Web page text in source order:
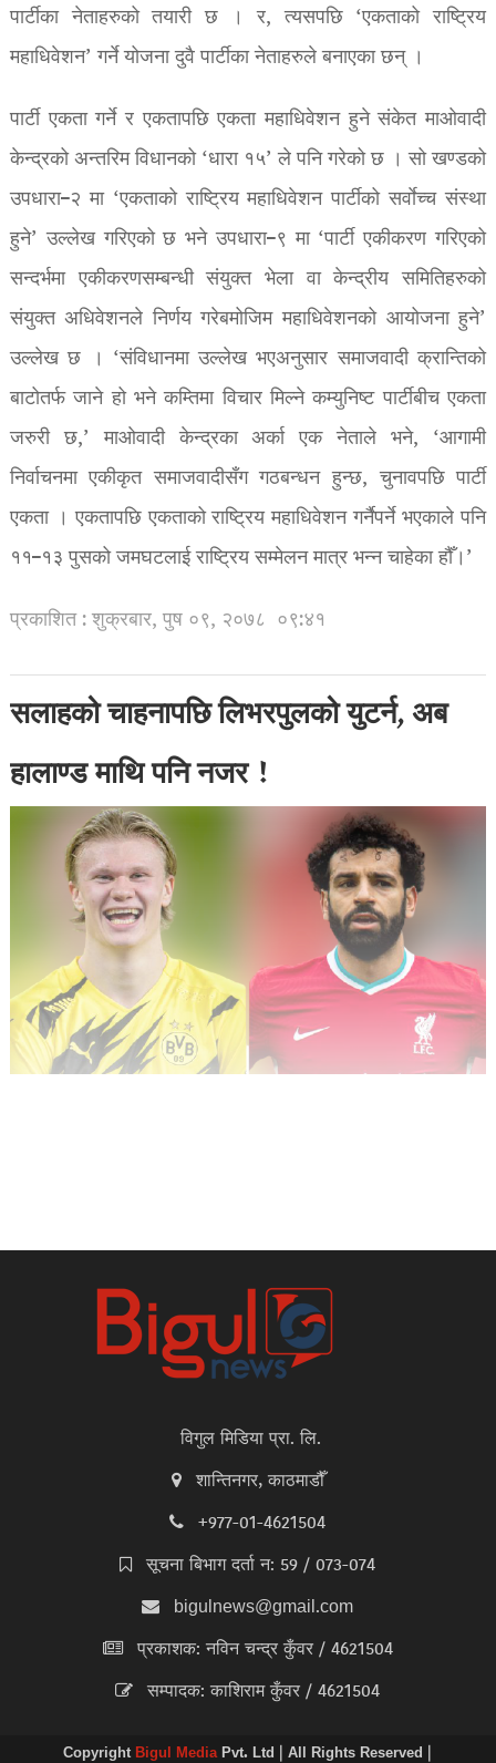
पार्टीका नेताहरुको तयारी छ । र, त्यसपछि ‘एकताको राष्ट्रिय
महाधिवेशन’ गर्ने योजना दुवै पार्टीका नेताहरुले बनाएका छन् ।
पार्टी एकता गर्ने र एकतापछि एकता महाधिवेशन हुने संकेत माओवादी
केन्द्रको अन्तरिम विधानको ‘धारा १५’ ले पनि गरेको छ । सो खण्डको
उपधारा–२ मा ‘एकताको राष्ट्रिय महाधिवेशन पार्टीको सर्वाेच्च संस्था
हुने’ उल्लेख गरिएको छ भने उपधारा–९ मा ‘पार्टी एकीकरण गरिएको
सन्दर्भमा एकीकरणसम्बन्धी संयुक्त भेला वा केन्द्रीय समितिहरुको
संयुक्त अधिवेशनले निर्णय गरेबमोजिम महाधिवेशनको आयोजना हुने’
उल्लेख छ । ‘संविधानमा उल्लेख भएअनुसार समाजवादी क्रान्तिको
बाटोतर्फ जाने हो भने कम्तिमा विचार मिल्ने कम्युनिष्ट पार्टीबीच एकता
जरुरी छ,’ माओवादी केन्द्रका अर्का एक नेताले भने, ‘आगामी
निर्वाचनमा एकीकृत समाजवादीसँग गठबन्धन हुन्छ, चुनावपछि पार्टी
एकता । एकतापछि एकताको राष्ट्रिय महाधिवेशन गर्नैपर्ने भएकाले पनि
११–१३ पुसको जमघटलाई राष्ट्रिय सम्मेलन मात्र भन्न चाहेका हौँ।’
प्रकाशित : शुक्रबार, पुष ०९, २०७८ ०९:४१
सलाहको चाहनापछि लिभरपुलको युटर्न, अब
हालाण्ड माथि पनि नजर !
विगुल मिडिया प्रा. लि.
शान्तिनगर, काठमाडौँ
+977-01-4621504
सूचना बिभाग दर्ता न: 59 / 073-074
bigulnews@gmail.com
प्रकाशक: नविन चन्द्र कुँवर / 4621504
सम्पादक: काशिराम कुँवर / 4621504
Copyright Bigul MediaPvt. Ltd | All Rights Reserved |